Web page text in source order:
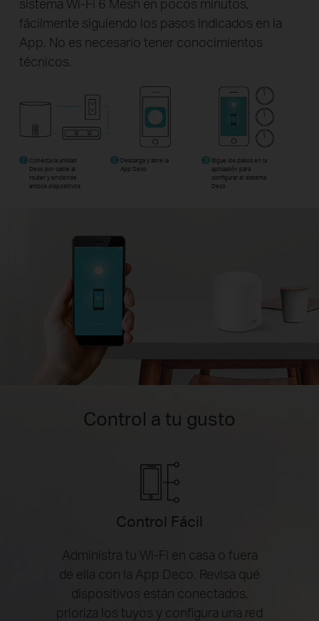
fácilmente siguiendo los pasos indicados en la
App. No es necesario tener conocimientos
técnicos.
1
Conecta la unidad
Deco por cable al
router y enciende
ambos dispositivos
2
Descarga y abre la
App Deco
3
Sigue los pasos en la
aplicación para
configurar el sistema
Deco
Control a tu gusto
Control Fácil
Administra tu Wi-Fi en casa o fuera
de ella con la App Deco. Revisa qué
dispositivos están conectados,
prioriza los tuyos y configura una red